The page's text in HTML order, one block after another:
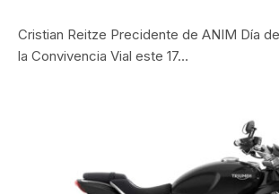
Cristian Reitze Precidente de ANIM Día
la Convivencia Vial este 17…